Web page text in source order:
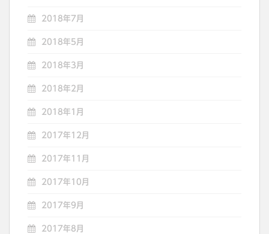
2018年7月
2018年5月
2018年3月
2018年2月
2018年1月
2017年12月
2017年11月
2017年10月
2017年9月
2017年8月